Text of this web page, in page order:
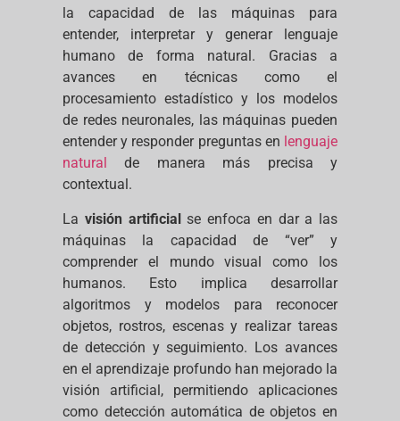
la capacidad de las máquinas para
entender, interpretar y generar lenguaje
humano de forma natural. Gracias a
avances en técnicas como el
procesamiento estadístico y los modelos
de redes neuronales, las máquinas pueden
entender y responder preguntas en lenguaje
naturalde manera más precisa y
contextual.
La visión artificialse enfoca en dar a las
máquinas la capacidad de “ver” y
comprender el mundo visual como los
humanos. Esto implica desarrollar
algoritmos y modelos para reconocer
objetos, rostros, escenas y realizar tareas
de detección y seguimiento. Los avances
en el aprendizaje profundo han mejorado la
visión artificial, permitiendo aplicaciones
como detección automática de objetos en